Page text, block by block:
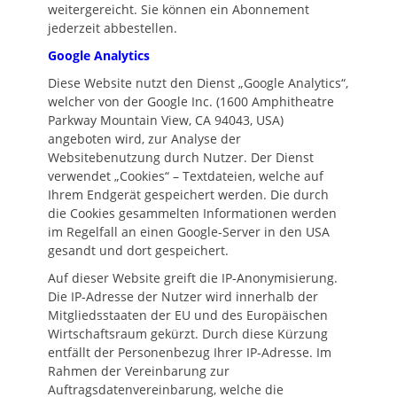
weitergereicht. Sie können ein Abonnement
jederzeit abbestellen.
Google Analytics
Diese Website nutzt den Dienst „Google Analytics“,
welcher von der Google Inc. (1600 Amphitheatre
Parkway Mountain View, CA 94043, USA)
angeboten wird, zur Analyse der
Websitebenutzung durch Nutzer. Der Dienst
verwendet „Cookies“ – Textdateien, welche auf
Ihrem Endgerät gespeichert werden. Die durch
die Cookies gesammelten Informationen werden
im Regelfall an einen Google-Server in den USA
gesandt und dort gespeichert.
Auf dieser Website greift die IP-Anonymisierung.
Die IP-Adresse der Nutzer wird innerhalb der
Mitgliedsstaaten der EU und des Europäischen
Wirtschaftsraum gekürzt. Durch diese Kürzung
entfällt der Personenbezug Ihrer IP-Adresse. Im
Rahmen der Vereinbarung zur
Auftragsdatenvereinbarung, welche die